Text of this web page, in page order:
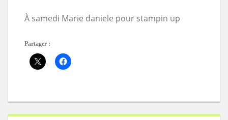
À samedi Marie daniele pour stampin up
Partager :